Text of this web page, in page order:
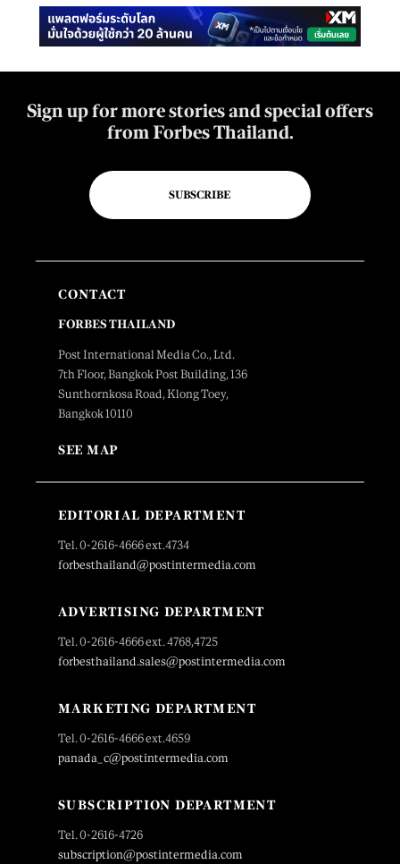
Sign up for more stories and special offers
from Forbes Thailand.
SUBSCRIBE
CONTACT
FORBES THAILAND
Post International Media Co., Ltd.
7th Floor, Bangkok Post Building, 136
Sunthornkosa Road, Klong Toey,
Bangkok 10110
SEE MAP
EDITORIAL DEPARTMENT
Tel. 0-2616-4666 ext.4734
forbesthailand@postintermedia.com
ADVERTISING DEPARTMENT
Tel. 0-2616-4666 ext. 4768,4725
forbesthailand.sales@postintermedia.com
MARKETING DEPARTMENT
Tel. 0-2616-4666 ext.4659
panada_c@postintermedia.com
SUBSCRIPTION DEPARTMENT
Tel. 0-2616-4726
subscription@postintermedia.com